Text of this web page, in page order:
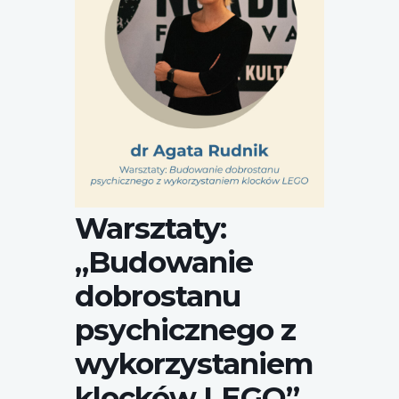
Warsztaty:
„Budowanie
dobrostanu
psychicznego z
wykorzystaniem